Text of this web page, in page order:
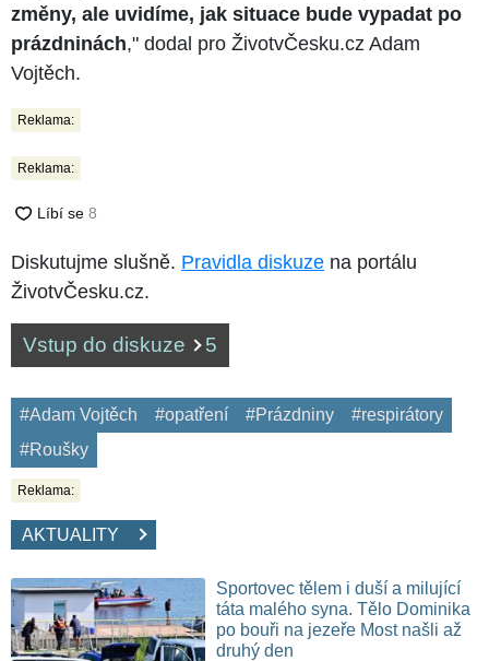
změny, ale uvidíme, jak situace bude vypadat po
prázdninách," dodal pro ŽivotvČesku.cz Adam
Vojtěch.
Reklama:
Reklama:
Diskutujme slušně. Pravidla diskuze na portálu
ŽivotvČesku.cz.
Vstup do diskuze 5
#Adam Vojtěch #opatření #Prázdniny
#respirátory
#Roušky
Reklama:
AKTUALITY
Sportovec tělem i duší a milující
táta malého syna. Tělo Dominika
po bouři na jezeře Most našli až
druhý den